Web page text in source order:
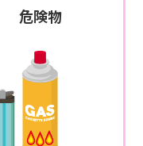
危険物